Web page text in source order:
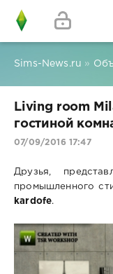
Sims-News.ru »
Living room
гостиной
07/09/2016 17:47
Друзья,
промышленного
kardofe.